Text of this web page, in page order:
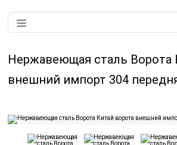
Нержавеющая сталь Ворота
внешний импорт 304